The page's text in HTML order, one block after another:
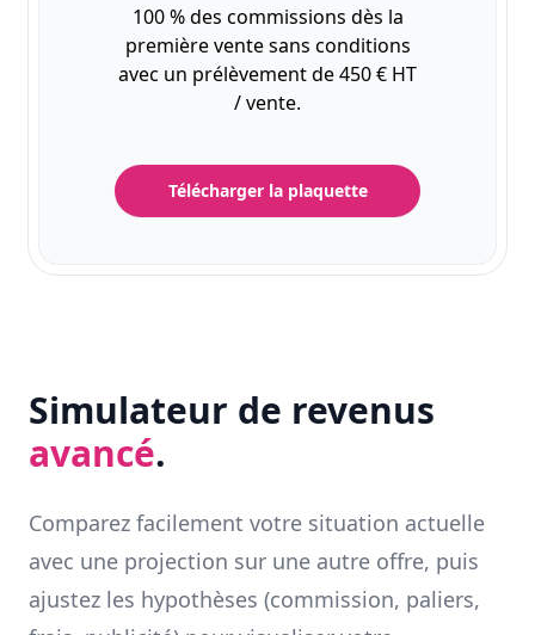
100 % des commissions dès la
première vente sans conditions
avec un prélèvement de 450 € HT
/ vente.
Télécharger la plaquette
Simulateur de revenus
avancé.
Comparez facilement votre situation actuelle
avec une projection sur une autre offre, puis
ajustez les hypothèses (commission, paliers,